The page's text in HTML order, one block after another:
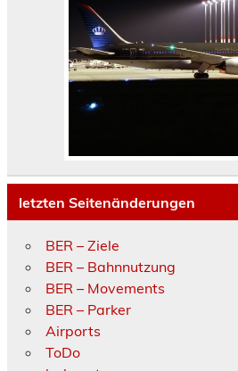
letzten Seitenänderungen
BER – Ziele
BER – Bahnnutzung
BER – Movements
BER – Parker
Airports
ToDo